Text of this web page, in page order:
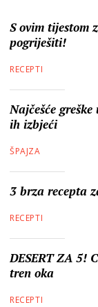
S ovim tijestom
pogriješiti!
RECEPTI
Najčešće
ih izbjeći
ŠPAJZA
3 brza recepta
RECEPTI
DESERT ZA 5!
tren oka
RECEPTI